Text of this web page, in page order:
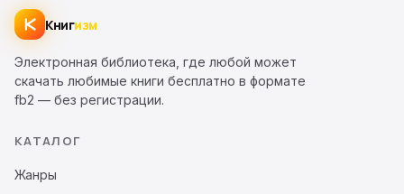
Книгизм
Электронная библиотека, где любой может
скачать любимые книги бесплатно в формате
fb2 — без регистрации.
КАТАЛОГ
Жанры